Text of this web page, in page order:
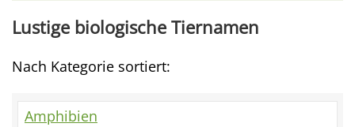
Lustige biologische Tiernamen
Nach Kategorie sortiert:
Amphibien